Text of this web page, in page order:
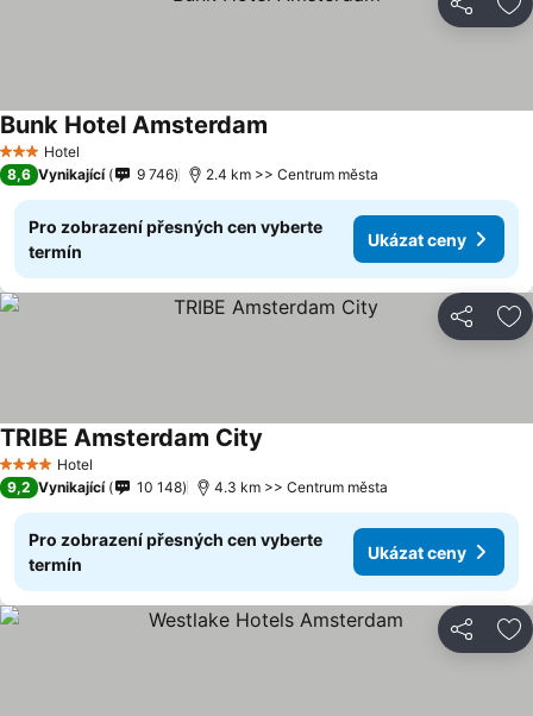
Sdílet
3 Počet hvězdiček
Hotel
Bunk Hotel Amsterdam
8,6 Vynikající 9 746 2.4 km >> Centrum města
Pro zobrazení přesných cen vyberte
termín
Ukázat ceny
Sdílet
4 Počet hvězdiček
Hotel
TRIBE Amsterdam City
9,2 Vynikající 10 148 4.3 km >> Centrum města
Pro zobrazení přesných cen vyberte
termín
Ukázat ceny
Sdílet